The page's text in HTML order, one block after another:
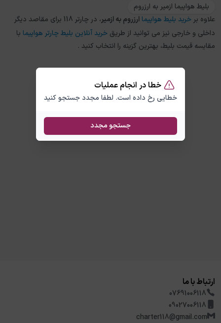
خطا در انجام عملیات
خطایی رخ داده است. لطفا مجدد جستجو کنید
جستجو مجدد
بلیط هواپیما ازمیر به ارزروم
علاوه بر خرید بلیط هواپیما ارزرومبهازمیر
، در چارتر 118 برای مقاصد دیگر
داخلی و خارجی نیز می توانید از طریق خرید آنلاین بلیط چارتر هواپیما با
مقایسه قیمت بلیط، بهترین گزینه را انتخاب کنید .
ارتباط با ما
07691006118
09027006118
charter118@gmail.com